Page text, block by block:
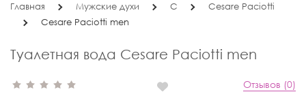
Главная Мужские духи C
Cesare Paciotti
Cesare Paciotti men
Туалетная вода Cesare Paciotti men
Отзывов (0)